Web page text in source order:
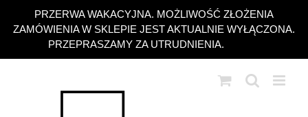
PRZERWA WAKACYJNA. MOŻLIWOŚĆ ZŁOŻENIA
ZAMÓWIENIA W SKLEPIE JEST AKTUALNIE WYŁĄCZONA.
PRZEPRASZAMY ZA UTRUDNIENIA.
zawartości